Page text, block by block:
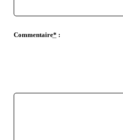
Commentaire* :